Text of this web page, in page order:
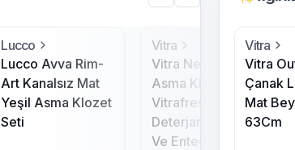
Lucco
Lucco Avva Rim-
Art Kanalsız Mat
Yeşil Asma Klozet
Seti
Vitra
Vitra Nest Rim-Ex
Asma Klozet
Vitrafresh
Deterjan Hazneli
Ve Entegre
Vitra
Vitra
Çanak
Mat
63Cm